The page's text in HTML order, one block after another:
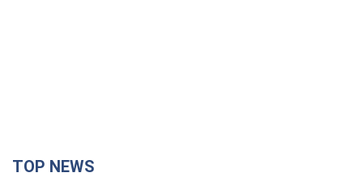
TOP NEWS